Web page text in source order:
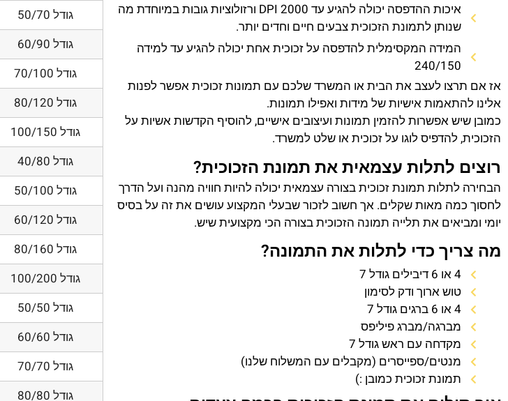
איכות ההדפסה יכולה להגיע עד 2000 DPI ורזולוציות גובות במיוחדת מה
שנותן לתמונת הזכוכית צבעים חיים וחדים יותר.
המידה המקסימלית להדפסה על זכוכית אחת יכולה להגיע עד למידה
240/150
אז אם תרצו לעצב את הבית או המשרד שלכם עם תמונות זכוכית אפשר לפנות
אלינו להתאמות אישיות של מידות ואפילו תמונות.
כמובן שיש אפשרות להזמין תמונות ועיצובים אישיים, להוסיף הקדשות אשיות על
הזכוכית, להדפיס לוגו על זכוכית או שלט למשרד.
רוצים לתלות עצמאית את תמונת הזכוכית?
הבחירה לתלות תמונת זכוכית בצורה עצמאית יכולה להיות חוויה מהנה ועל הדרך
לחסוך כמה מאות שקלים. אך חשוב לזכור שבעלי המקצוע עושים את זה על בסיס
יומי ומביאים את תלייה תמונה הזכוכית בצורה הכי מקצועית שיש.
מה צריך כדי לתלות את התמונה?
4 או 6 דיבילים גודל 7
טוש ארוך ודק לסימון
4 או 6 ברגים גודל 7
מברגה/מברג פיליפס
מקדחה עם ראש גודל 7
מנטים/ספייסרים (מקבלים עם המשלוח שלנו)
תמונת זכוכית כמובן :)
גודל 50/70
גודל 60/90
גודל 70/100
גודל 80/120
גודל 100/150
גודל 40/80
גודל 50/100
גודל 60/120
גודל 80/160
גודל 100/200
גודל 50/50
גודל 60/60
גודל 70/70
גודל 80/80